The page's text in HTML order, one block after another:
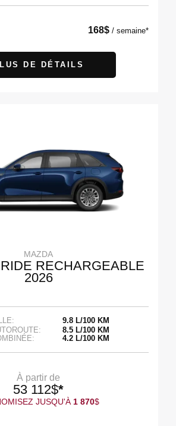
168$ / semaine*
DE DÉTAILS
MAZDA
RECHARGEABLE
2026
9.8 L/100 KM
8.5 L/100 KM
4.2 L/100 KM
À partir de
53 112$*
JUSQU'À1 870$